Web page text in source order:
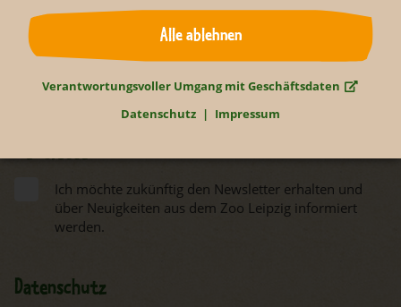
Bild-Upload 2 (max. 5 MB)
Datei hochladen
hochgeladene
Newsletter
Ich möchte zukünftig den Newsletter erhalten und
über Neuigkeiten aus dem Zoo Leipzig informiert
werden.
Datenschutz
Alle ablehnen
Verantwortungsvoller Umgang mit Geschäftsdaten
Datenschutz
Impressum